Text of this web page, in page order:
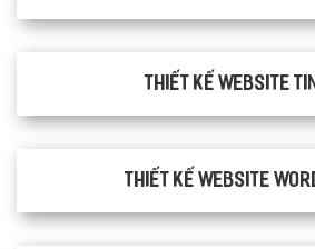
Thiết kế website
Thiết kế website